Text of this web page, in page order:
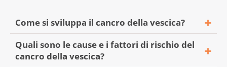
Come si sviluppa il cancro della vescica?
Nella maggior parte dei casi il cancro della
vescica (carcinoma uroteliale) ha origine
Quali sono le cause e i fattori di rischio del
cancro della vescica?